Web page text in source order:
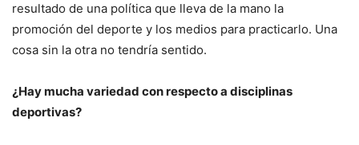
resultado de una política que lleva de la mano la
promoción del deporte y los medios para practicarlo. Una
cosa sin la otra no tendría sentido.
¿Hay mucha variedad con respecto a disciplinas
deportivas?